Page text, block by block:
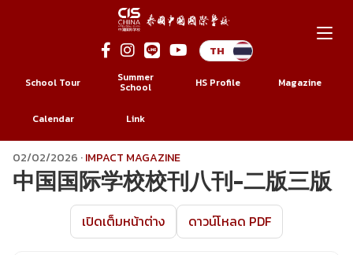
Skip
content
School Tour Summer
School HS Profile Magazine
Calendar Link
02/02/2026 ·IMPACT MAGAZINE
中国国际学校校刊八刊-二版三版
เปิดเต็มหน้าต่าง ดาวน์โหลด PDF